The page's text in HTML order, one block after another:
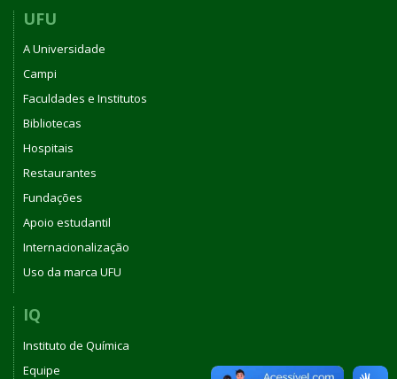
UFU
A Universidade
Campi
Faculdades e Institutos
Bibliotecas
Hospitais
Restaurantes
Fundações
Apoio estudantil
Internacionalização
Uso da marca UFU
IQ
Instituto de Química
Equipe